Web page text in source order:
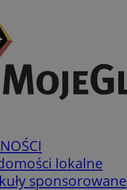
lokalne
sponsorowane